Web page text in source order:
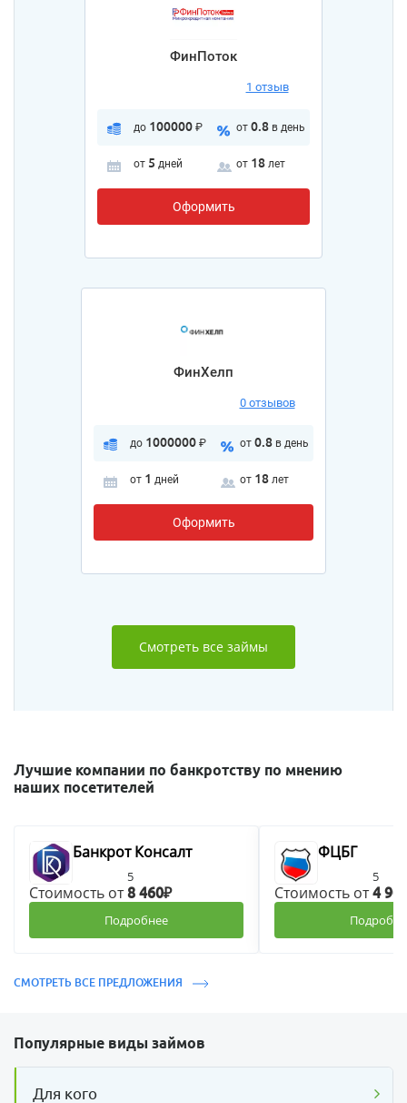
ФинПоток
1 отзыв
до 100000 ₽ от 0.8 в день
от 5 дней от 18 лет
Оформить
ФинХелп
0 отзывов
до 1000000 ₽ от 0.8 в день
от 1 дней от 18 лет
Оформить
Смотреть все займы
Лучшие компании по банкротству по мнению
наших посетителей
Банкрот Консалт
5
Стоимость от8 460₽
Подробнее
ФЦБГ
5
Стоимость от4
СМОТРЕТЬ ВСЕ ПРЕДЛОЖЕНИЯ
Популярные виды займов
Для кого